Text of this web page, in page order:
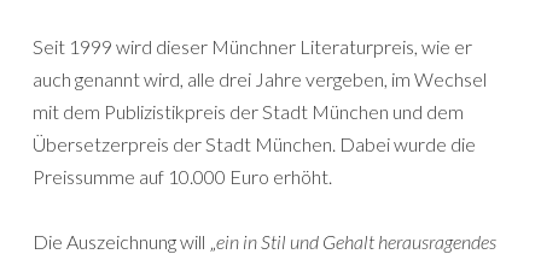
Seit 1999 wird dieser Münchner Literaturpreis, wie er
auch genannt wird, alle drei Jahre vergeben, im Wechsel
mit dem Publizistikpreis der Stadt München und dem
Übersetzerpreis der Stadt München. Dabei wurde die
Preissumme auf 10.000 Euro erhöht.
Die Auszeichnung will „ein in Stil und Gehalt herausragendes